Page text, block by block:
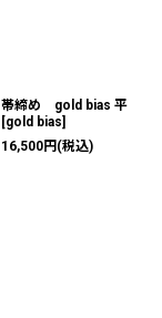
帯締め gold bias 平
[gold bias]
16,500円 (税込)